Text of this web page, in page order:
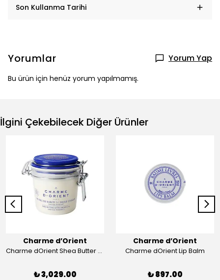
Son Kullanma Tarihi
Yorumlar Yorum Yap
Bu ürün için henüz yorum yapılmamış.
İlgini Çekebilecek Diğer Ürünler
Charme d’Orient
Charme dOrient Shea Butter Oriental
₺ 3,029.00
Charme d’Orient
Charme dOrient Lip Balm
₺ 897.00